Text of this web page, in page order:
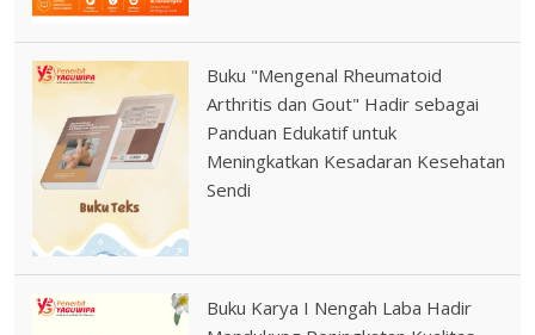
Buku "Mengenal Rheumatoid
Arthritis dan Gout" Hadir sebagai
Panduan Edukatif untuk
Meningkatkan Kesadaran Kesehatan
Sendi
Buku Karya I Nengah Laba Hadir